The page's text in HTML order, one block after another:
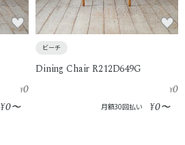
¥0
¥0〜
ビーチ
Dining Chair R212D649G
¥0
月額30回払い ¥0〜